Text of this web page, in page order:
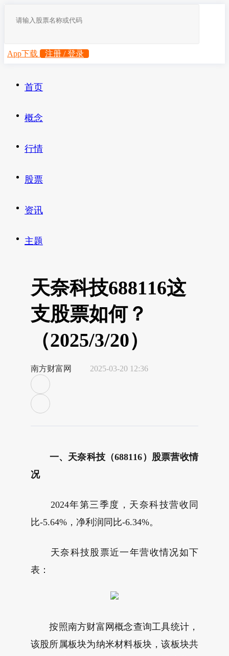
App下载 注册 / 登录
首页
概念
行情
股票
资讯
主题
天奈科技688116这
支股票如何？
（2025/3/20）
南方财富网 2025-03-20 12:36
一、天奈科技（688116）股票营收情
况
2024年第三季度，天奈科技营收同
比-5.64%，净利润同比-6.34%。
天奈科技股票近一年营收情况如下
表：
按照南方财富网概念查询工具统计，
该股所属板块为纳米材料板块，该板块共